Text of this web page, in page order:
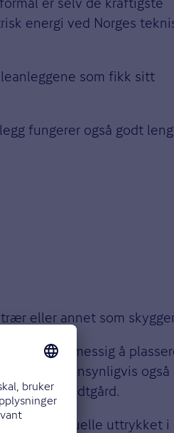
energi ved Norges
som fikk sitt
fungerer også godt
eller annet som
hensiktsmessig å
det sannsynligvis også
sier Midtgård.
og det visuelle uttrykket i